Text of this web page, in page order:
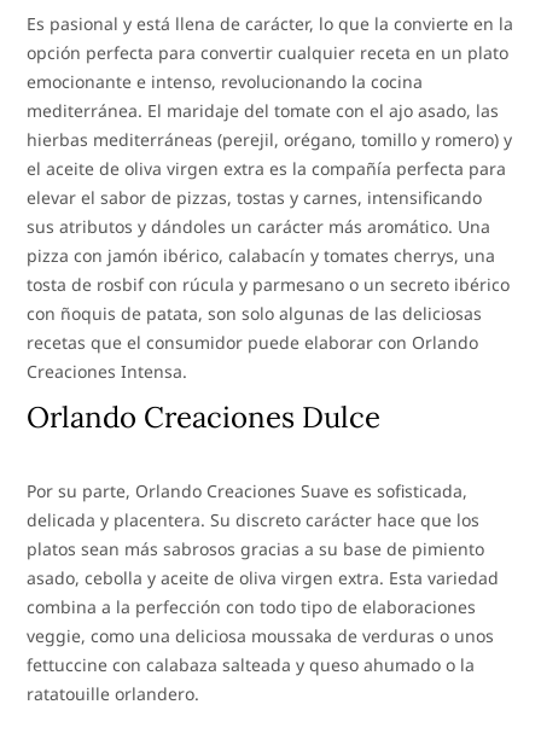
Es pasional y está llena de carácter, lo que la convierte en la
opción perfecta para convertir cualquier receta en un plato
emocionante e intenso, revolucionando la cocina
mediterránea. El maridaje del tomate con el ajo asado, las
hierbas mediterráneas (perejil, orégano, tomillo y romero) y
el aceite de oliva virgen extra es la compañía perfecta para
elevar el sabor de pizzas, tostas y carnes, intensificando
sus atributos y dándoles un carácter más aromático. Una
pizza con jamón ibérico, calabacín y tomates cherrys, una
tosta de rosbif con rúcula y parmesano o un secreto ibérico
con ñoquis de patata, son solo algunas de las deliciosas
recetas que el consumidor puede elaborar con Orlando
Creaciones Intensa.
Orlando Creaciones Dulce
Por su parte, Orlando Creaciones Suave es sofisticada,
delicada y placentera. Su discreto carácter hace que los
platos sean más sabrosos gracias a su base de pimiento
asado, cebolla y aceite de oliva virgen extra. Esta variedad
combina a la perfección con todo tipo de elaboraciones
veggie, como una deliciosa moussaka de verduras o unos
fettuccine con calabaza salteada y queso ahumado o la
ratatouille orlandero.